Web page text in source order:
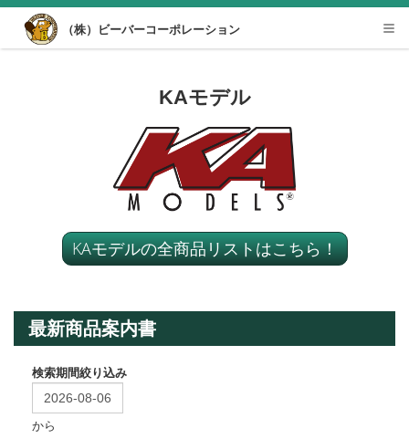
Desktop View
（株）ビーバーコーポレーション
KAモデル
KAモデルの全商品リストはこちら！
最新商品案内書
検索期間絞り込み
から